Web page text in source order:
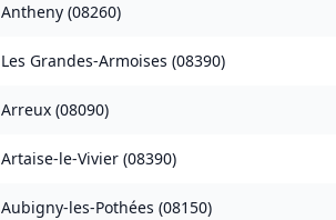
Antheny (08260)
Les Grandes-Armoises (08390)
Arreux (08090)
Artaise-le-Vivier (08390)
Aubigny-les-Pothées (08150)